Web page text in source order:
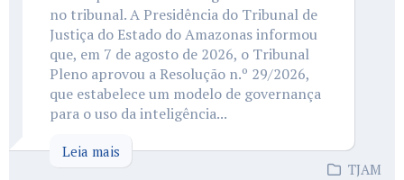
no tribunal. A Presidência do Tribunal de
Justiça do Estado do Amazonas informou
que, em 7 de agosto de 2026, o Tribunal
Pleno aprovou a Resolução n.º 29/2026,
que estabelece um modelo de governança
para o uso da inteligência...
Leia mais
TJAM